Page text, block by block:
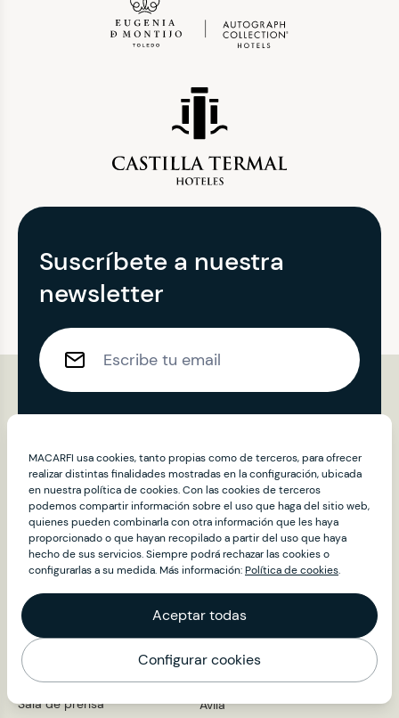
Mapa
Suscríbete a nuestra
newsletter
Contenidos
Restaurantes
Club Macarfi
About
Noticias
Embajadores
Sala de prensa
Provincias
A Coruña
Álava
Almería
Asturias
Ávila
MACARFI usa cookies, tanto propias como de terceros, para ofrecer
realizar distintas finalidades mostradas en la configuración, ubicada
en nuestra política de cookies. Con las cookies de terceros
podemos compartir información sobre el uso que haga del sitio web,
quienes pueden combinarla con otra información que les haya
proporcionado o que hayan recopilado a partir del uso que haya
hecho de sus servicios. Siempre podrá rechazar las cookies o
configurarlas a su medida. Más información:Política de cookies.
Aceptar todas
Configurar cookies